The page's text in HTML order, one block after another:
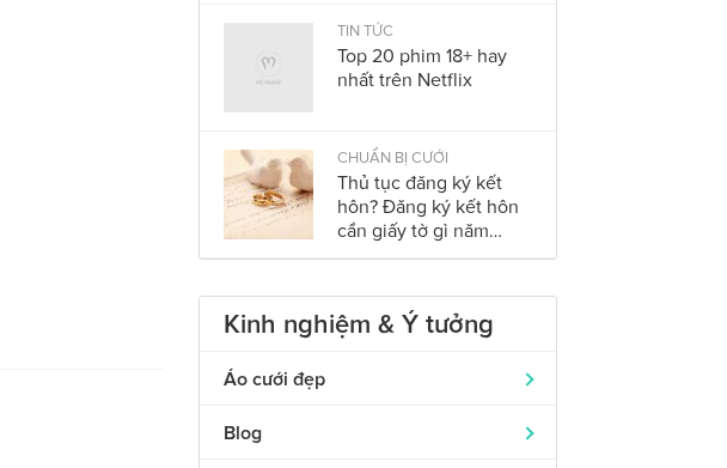
2023
TIN TỨC
Top 20 phim 18+ hay
nhất trên Netflix
CHUẨN BỊ CƯỚI
Thủ tục đăng ký kết
hôn? Đăng ký kết hôn
cần giấy tờ gì năm
2023?
Kinh nghiệm & Ý tưởng
Áo cưới đẹp
Áo dài cưới
319
Blog